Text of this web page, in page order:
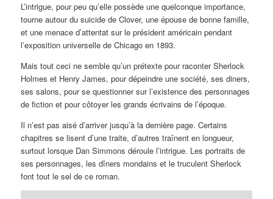
L’intrigue, pour peu qu’elle possède une quelconque importance,
tourne autour du suicide de Clover, une épouse de bonne famille,
et une menace d’attentat sur le président américain pendant
l’exposition universelle de Chicago en 1893.
Mais tout ceci ne semble qu’un prétexte pour raconter Sherlock
Holmes et Henry James, pour dépeindre une société, ses diners,
ses salons, pour se questionner sur l’existence des personnages
de fiction et pour côtoyer les grands écrivains de l’époque.
Il n’est pas aisé d’arriver jusqu’à la dernière page. Certains
chapitres se lisent d’une traite, d’autres traînent en longueur,
surtout lorsque Dan Simmons déroule l’intrigue. Les portraits de
ses personnages, les dîners mondains et le truculent Sherlock
font tout le sel de ce roman.